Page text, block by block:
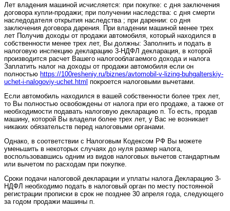
Лет владения машиной исчисляется: при покупке: с дня заключения
договора купли-продажи; при получении наследства: с дня смерти
наследодателя открытия наследства ; при дарении: со дня
заключения договора дарения. При владении машиной менее трех
лет Получив доходы от продажи автомобиля, который находился в
собственности менее трех лет, Вы должны: Заполнить и подать в
налоговую инспекцию декларацию 3-НДФЛ декларация, в которой
производится расчет Вашего налогооблагаемого дохода и налога
Заплатить налог на доходы от продажи автомобиля если он
полностью https://100resheniy.ru/biznes/avtomobil-v-lizing-buhgalterskiy-
uchet-i-nalogoviy-uchet.html покроется налоговыми вычетами.
Если автомобиль находился в вашей собственности более трех лет,
то Вы полностью освобождены от налога при его продаже, а также от
необходимости подавать налоговую декларацию п. То есть, продав
машину, которой Вы владели более трех лет, у Вас не возникает
никаких обязательств перед налоговыми органами.
Однако, в соответствии с Налоговым Кодексом РФ Вы можете
уменьшить в некоторых случаях до нуля размер налога,
воспользовавшись одним из видов налоговых вычетов стандартным
или вычетом по расходам при покупке.
Сроки подачи налоговой декларации и уплаты налога Декларацию 3-
НДФЛ необходимо подать в налоговый орган по месту постоянной
регистрации прописки в срок не позднее 30 апреля года, следующего
за годом продажи машины п.